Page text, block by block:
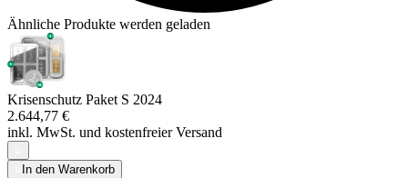
Ähnliche Produkte werden geladen
Krisenschutz Paket S 2024
2.644,77 €
inkl. MwSt. und kostenfreier Versand
In den Warenkorb